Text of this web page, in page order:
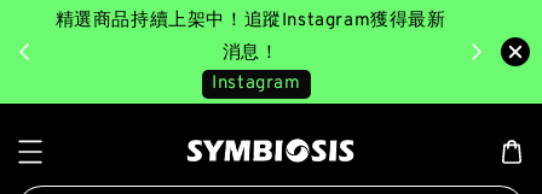
精選商品持續上架中！追蹤Instagram獲得最新
消息！
Instagram